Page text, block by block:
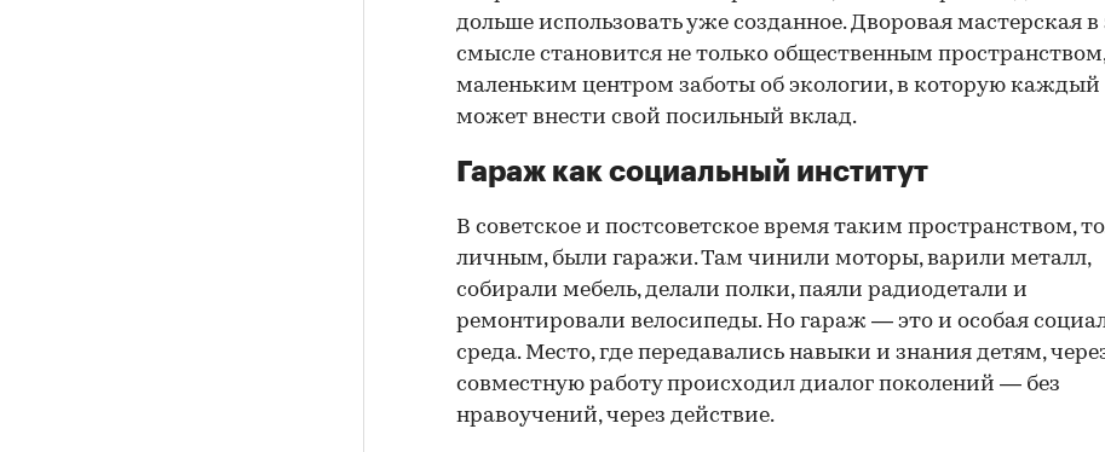
дольше использовать уже созданное. Дворовая мастерская в
смысле становится не только общественным
маленьким центром заботы об экологии, в которую каждый
может внести свой посильный вклад.
Гараж как социальный институт
В советское и постсоветское время таким пространством,
личным, были гаражи. Там чинили моторы, варили металл,
собирали мебель, делали полки, паяли радиодетали и
ремонтировали велосипеды. Но гараж — это и особая
среда. Место, где передавались навыки и знания детям,
совместную работу происходил диалог поколений — без
нравоучений, через действие.